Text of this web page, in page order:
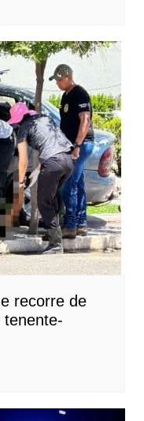
recorre de
tenente-